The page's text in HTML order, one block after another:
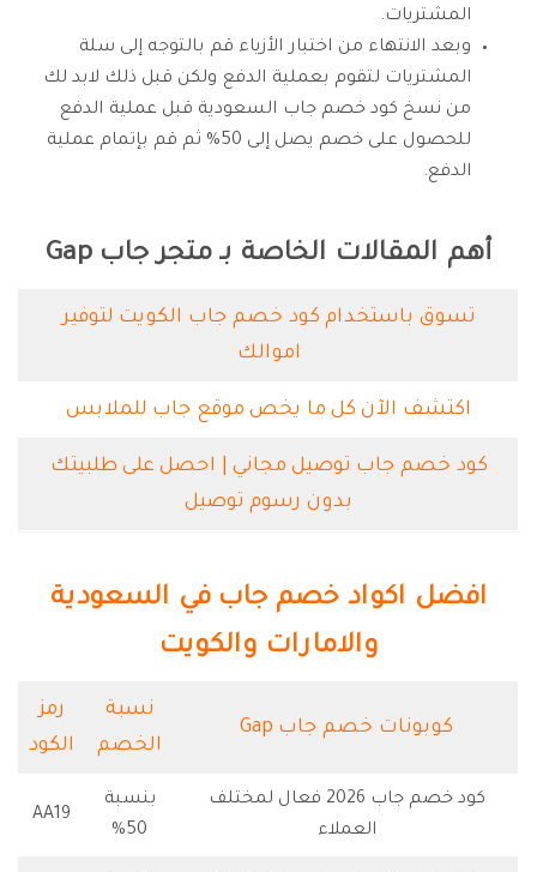
المشتريات.
وبعد الانتهاء من اختبار الأزياء قم بالتوجه إلى سلة
المشتريات لتقوم بعملية الدفع ولكن قبل ذلك لابد لك
من نسخ كود خصم جاب السعودية قبل عملية الدفع
للحصول على خصم يصل إلى 50% ثم قم بإتمام عملية
الدفع.
أهم المقالات الخاصة بـ متجر جاب Gap
تسوق باستخدام كود خصم جاب الكويت لتوفير
اموالك
اكتشف الآن كل ما يخص موقع جاب للملابس
كود خصم جاب توصيل مجاني | احصل على طلبيتك
بدون رسوم توصيل
افضل اكواد خصم جاب في السعودية
والامارات والكويت
كوبونات خصم جاب Gap
نسبة
الخصم
رمز
الكود
كود خصم جاب 2026 فعال لمختلف
العملاء
بنسبة
50%
AA19